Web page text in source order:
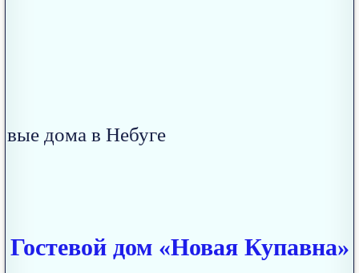
Гостевой дом «Новая Купавна»